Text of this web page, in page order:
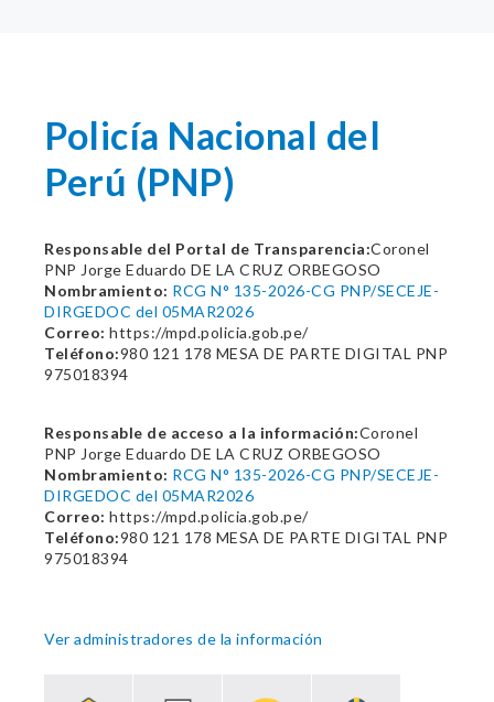
Policía Nacional del
Perú (PNP)
Responsable del Portal de Transparencia:Coronel
PNP Jorge Eduardo DE LA CRUZ ORBEGOSO
Nombramiento: RCG N° 135-2026-CG PNP/SECEJE-
DIRGEDOC del 05MAR2026
Correo: https://mpd.policia.gob.pe/
Teléfono:980 121 178 MESA DE PARTE DIGITAL PNP
975018394
Responsable de acceso a la información:Coronel
PNP Jorge Eduardo DE LA CRUZ ORBEGOSO
Nombramiento: RCG N° 135-2026-CG PNP/SECEJE-
DIRGEDOC del 05MAR2026
Correo: https://mpd.policia.gob.pe/
Teléfono:980 121 178 MESA DE PARTE DIGITAL PNP
975018394
Ver administradores de la información